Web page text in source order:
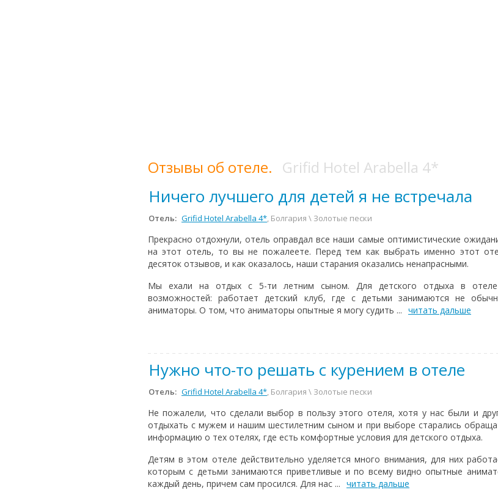
Отзывы об отеле. Grifid Hotel Arabella 4*
Ничего лучшего для детей я не встречала
Отель: Grifid Hotel Arabella 4*, Болгария \ Золотые пески
Прекрасно отдохнули, отель оправдал все наши самые оптимистические
на этот отель, то вы не пожалеете. Перед тем как выбрать именно этот
десяток отзывов, и как оказалось, наши старания оказались ненапрасными.
Мы ехали на отдых с 5-ти летним сыном. Для детского отдыха в отеле
возможностей: работает детский клуб, где с детьми занимаются не
аниматоры. О том, что аниматоры опытные я могу судить ... читать дальше
Нужно что-то решать с курением в отеле
Отель: Grifid Hotel Arabella 4*, Болгария \ Золотые пески
Не пожалели, что сделали выбор в пользу этого отеля, хотя у нас были и
отдыхать с мужем и нашим шестилетним сыном и при выборе старались
информацию о тех отелях, где есть комфортные условия для детского отдыха.
Детям в этом отеле действительно уделяется много внимания, для них
которым с детьми занимаются приветливые и по всему видно опытные
каждый день, причем сам просился. Для нас ... читать дальше